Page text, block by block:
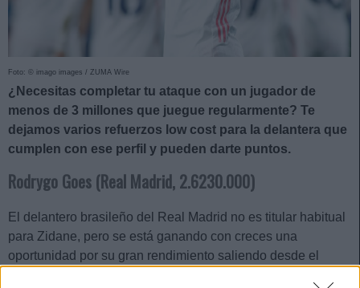
Foto: © imago images / ZUMA Wire
¿Necesitas completar tu ataque con un jugador de
menos de 3 millones que juegue regularmente? Te
dejamos varios refuerzos low cost para la delantera que
cumplen con ese perfil y pueden darte puntos.
Rodrygo Goes (Real Madrid, 2.6230.000)
El delantero brasileño del Real Madrid no es titular habitual
para Zidane, pero se está ganando con creces una
oportunidad por su gran rendimiento saliendo desde el